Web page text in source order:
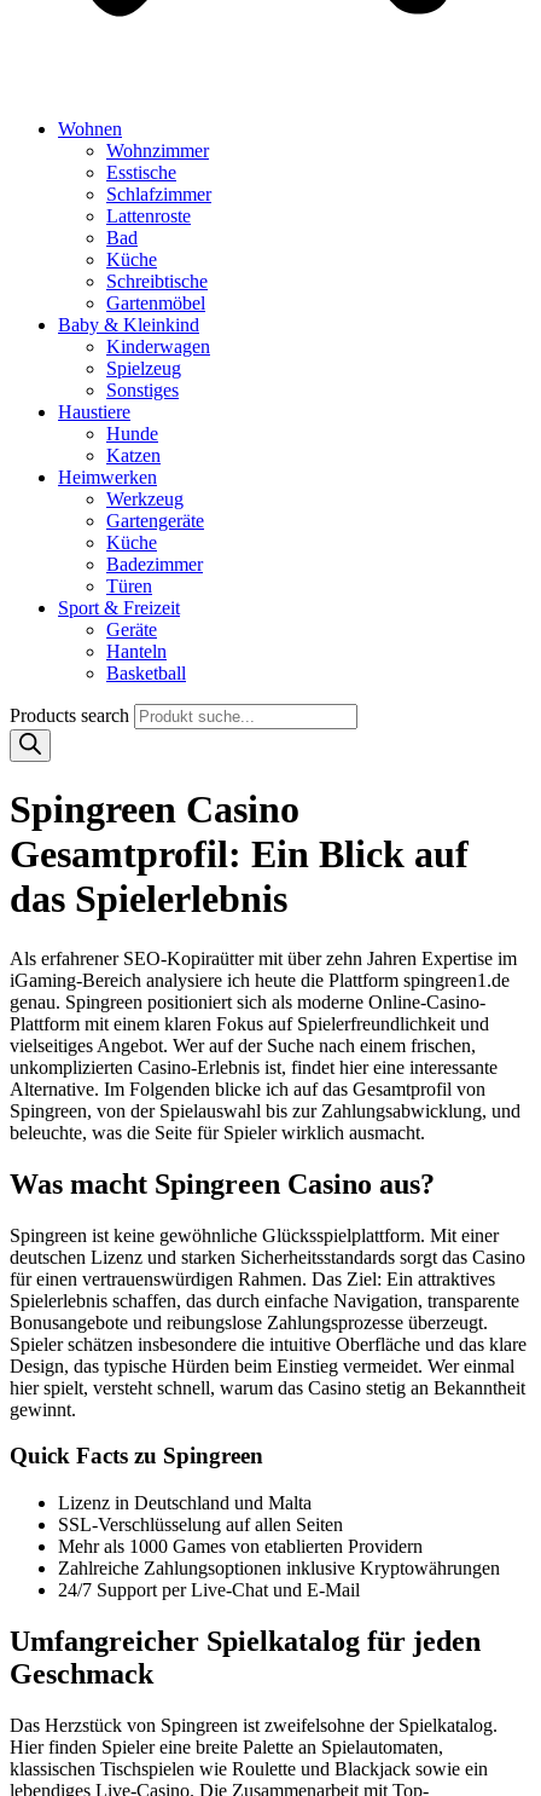
Wohnen
Wohnzimmer
Esstische
Schlafzimmer
Lattenroste
Bad
Küche
Schreibtische
Gartenmöbel
Baby & Kleinkind
Kinderwagen
Spielzeug
Sonstiges
Haustiere
Hunde
Katzen
Heimwerken
Werkzeug
Gartengeräte
Küche
Badezimmer
Türen
Sport & Freizeit
Geräte
Hanteln
Basketball
Products search
Spingreen Casino
Gesamtprofil: Ein Blick auf
das Spielerlebnis
Als erfahrener SEO-Kopiraütter mit über zehn Jahren Expertise im
iGaming-Bereich analysiere ich heute die Plattform spingreen1.de
genau. Spingreen positioniert sich als moderne Online-Casino-
Plattform mit einem klaren Fokus auf Spielerfreundlichkeit und
vielseitiges Angebot. Wer auf der Suche nach einem frischen,
unkomplizierten Casino-Erlebnis ist, findet hier eine interessante
Alternative. Im Folgenden blicke ich auf das Gesamtprofil von
Spingreen, von der Spielauswahl bis zur Zahlungsabwicklung, und
beleuchte, was die Seite für Spieler wirklich ausmacht.
Was macht Spingreen Casino aus?
Spingreen ist keine gewöhnliche Glücksspielplattform. Mit einer
deutschen Lizenz und starken Sicherheitsstandards sorgt das Casino
für einen vertrauenswürdigen Rahmen. Das Ziel: Ein attraktives
Spielerlebnis schaffen, das durch einfache Navigation, transparente
Bonusangebote und reibungslose Zahlungsprozesse überzeugt.
Spieler schätzen insbesondere die intuitive Oberfläche und das klare
Design, das typische Hürden beim Einstieg vermeidet. Wer einmal
hier spielt, versteht schnell, warum das Casino stetig an Bekanntheit
gewinnt.
Quick Facts zu Spingreen
Lizenz in Deutschland und Malta
SSL-Verschlüsselung auf allen Seiten
Mehr als 1000 Games von etablierten Providern
Zahlreiche Zahlungsoptionen inklusive Kryptowährungen
24/7 Support per Live-Chat und E-Mail
Umfangreicher Spielkatalog für jeden
Geschmack
Das Herzstück von Spingreen ist zweifelsohne der Spielkatalog.
Hier finden Spieler eine breite Palette an Spielautomaten,
klassischen Tischspielen wie Roulette und Blackjack sowie ein
lebendiges Live-Casino. Die Zusammenarbeit mit Top-